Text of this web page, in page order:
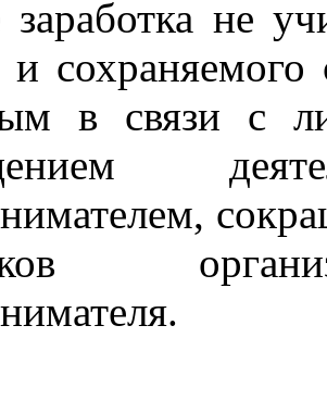
заработка не
сохраняемого
в связи с